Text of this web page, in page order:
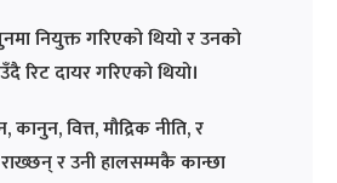
नियुक्त गरिएको थियो र उनको
रिट दायर गरिएको थियो।
वित्त, मौद्रिक नीति, र
र उनी हालसम्मकै कान्छा